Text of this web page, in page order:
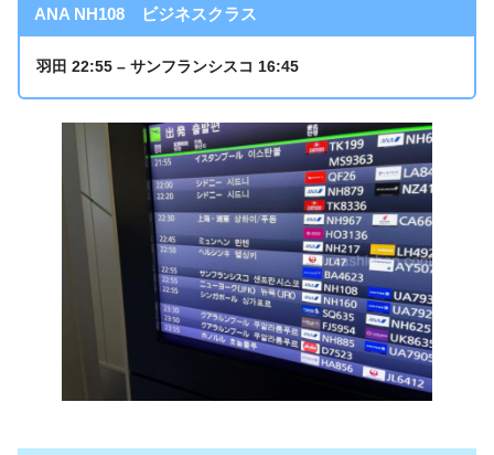
ANA NH108 ビジネスクラス
羽田 22:55 – サンフランシスコ 16:45